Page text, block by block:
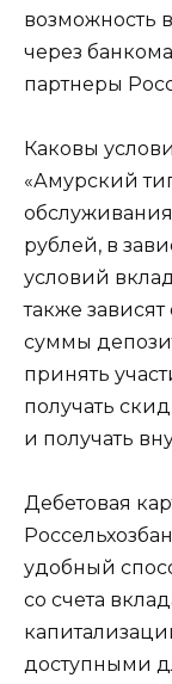
возможность
через
партнеры
Каковы
«Амурский
обслуживания
рублей, в
условий
также
суммы
принять
получать
и получать
Дебетовая
удобный
со счета
доступными